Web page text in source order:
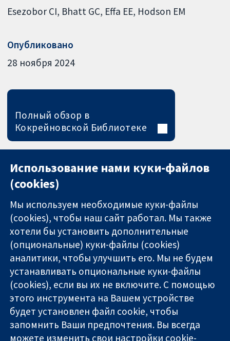
Esezobor CI Bhatt GC Effa EE Hodson EM
Опубликовано
28 ноября 2024
Полный обзор в
Кокрейновской Библиотеке
Надёжные
доказательства
Информированные
решения
Во благо
11-13 Cavendish
Square
London
W1G 0AN
United Kingdom
Связаться с
нами
Новости
Пресс-
служба
О нас
Работа
Использование нами куки-файлов
(cookies)
Мы используем необходимые куки-файлы
(cookies), чтобы наш сайт работал. Мы также
хотели бы установить дополнительные
(опциональные) куки-файлы (cookies)
аналитики, чтобы улучшить его. Мы не будем
устанавливать опциональные куки-файлы
(cookies), если вы их не включите. С помощью
этого инструмента на Вашем устройстве
будет установлен файл cookie, чтобы
запомнить Ваши предпочтения. Вы всегда
можете изменить свои настройки cookie-